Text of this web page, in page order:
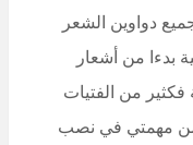
دواوين الشعر
بدءا من أشعار
من الفتيات
من مهمتي في نصب